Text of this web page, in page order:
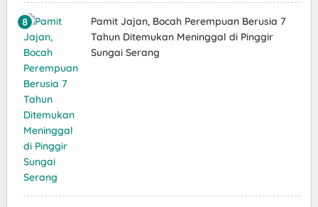
Pamit Jajan, Bocah Perempuan Berusia 7
Tahun Ditemukan Meninggal di Pinggir
Sungai Serang